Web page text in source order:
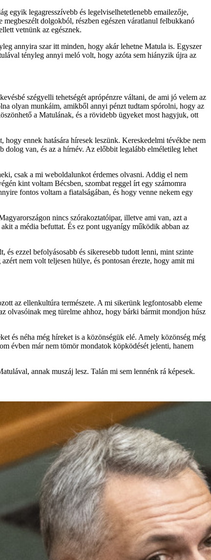
egyik legagresszívebb és legelviselhetetlenebb emailezője,
dolgokból, részben egészen váratlanul felbukkanó
vetnünk az egésznek.
annyira szar itt minden, hogy akár lehetne Matula is. Egyszer
tényleg annyi meló volt, hogy azóta sem hiányzik újra az
szégyelli tehetségét aprópénzre váltani, de ami jó velem az
olyan munkáim, amikből annyi pénzt tudtam spórolni, hogy az
a Matulának, és a rövidebb ügyeket most hagyjuk, ott
ennek hatására híresek leszünk. Kereskedelmi tévékbe nem
van, és az a hírnév. Az előbbit legalább elméletileg lehet
csak a mi weboldalunkot érdemes olvasni. Addig el nem
kint voltam Bécsben, szombat reggel írt egy számomra
fontos voltam a fiatalságában, és hogy venne nekem egy
nincs szórakoztatóipar, illetve ami van, azt a
a média befuttat. És ez pont ugyanígy működik abban az
ezzel befolyásosabb és sikeresebb tudott lenni, mint szinte
nem volt teljesen hülye, és pontosan érezte, hogy amit mi
az ellenkultúra természete. A mi sikerünk legfontosabb eleme
olvasóinak meg türelme ahhoz, hogy bárki bármit mondjon húsz
és néha még híreket is a közönségük elé. Amely közönség még
évben már nem tömör mondatok köpködését jelenti, hanem
annak muszáj lesz. Talán mi sem lennénk rá képesek.